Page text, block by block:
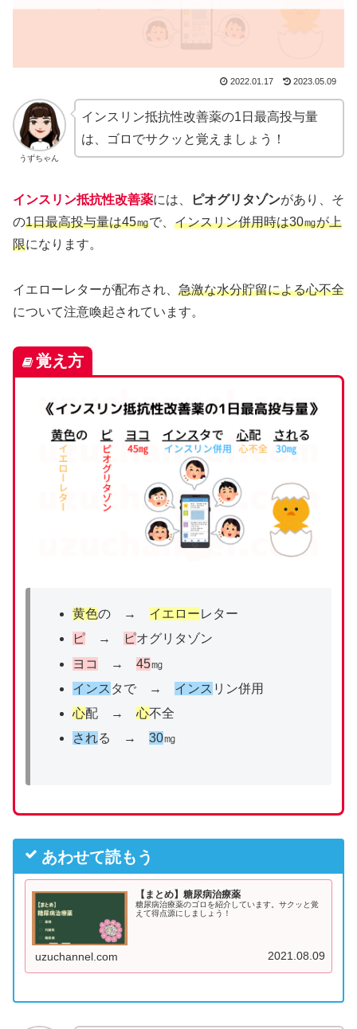
2022.01.17 2023.05.09
うずちゃん
インスリン抵抗性改善薬の1日最高投与量
は、ゴロでサクッと覚えましょう！
インスリン抵抗性改善薬には、 ピオグリタゾンがあり、そ
の1日最高投与量は45㎎で、 インスリン併用時は30㎎が上
限になります。
イエローレターが配布され、 急激な水分貯留による心不全
について注意喚起されています。
覚え方
黄色の → イエローレター
ピ→ ピオグリタゾン
ヨコ
→ 45㎎
インス タで → インス リン併用
心配 → 心不全
される → 30㎎
あわせて読もう
【まとめ】糖尿病治療薬
糖尿病治療薬のゴロを紹介しています。サクッと覚
えて得点源にしましょう！
uzuchannel.com 2021.08.09